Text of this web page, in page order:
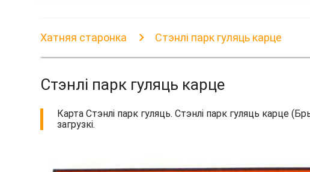
Хатняя старонка Стэнлі парк гуляць карце
Стэнлі парк гуляць карце
Карта Стэнлі парк гуляць. Стэнлі парк гуляць карце
загрузкі.